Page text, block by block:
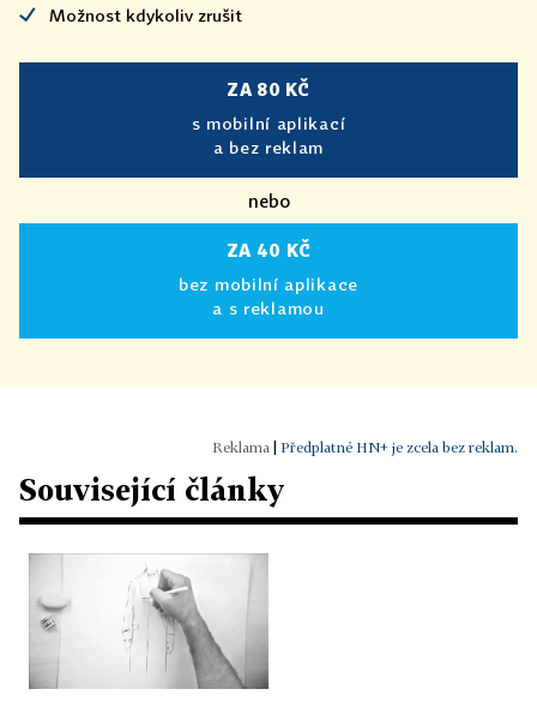
Možnost kdykoliv zrušit
ZA 80 KČ
s mobilní aplikací
a bez reklam
nebo
ZA 40 KČ
bez mobilní aplikace
a s reklamou
Předplatné HN+ je zcela bez reklam.
Související články